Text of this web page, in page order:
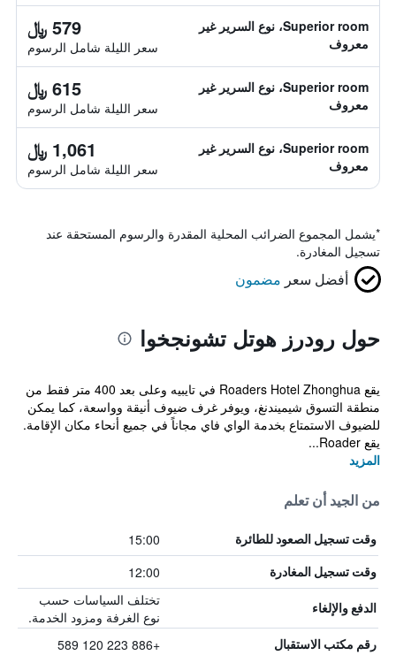
Superior room، نوع السرير غير
معروف
579 ﷼
سعر الليلة شامل الرسوم
Superior room، نوع السرير غير
معروف
615 ﷼
سعر الليلة شامل الرسوم
Superior room، نوع السرير غير
معروف
1,061 ﷼
سعر الليلة شامل الرسوم
*يشمل المجموع الضرائب المحلية المقدرة والرسوم المستحقة عند
تسجيل المغادرة.
أفضل سعر مضمون
حول رودرز هوتل تشونجخوا
يقع Roaders Hotel Zhonghua في تايبيه وعلى بعد 400 متر فقط من
منطقة التسوق شيميندنغ، ويوفر غرف ضيوف أنيقة وواسعة، كما يمكن
للضيوف الاستمتاع بخدمة الواي فاي مجاناً في جميع أنحاء مكان الإقامة.
يقع Roader...
المزيد
من الجيد أن تعلم
وقت تسجيل الصعود للطائرة 15:00
وقت تسجيل المغادرة 12:00
الدفع والإلغاء
تختلف السياسات حسب
نوع الغرفة ومزود الخدمة.
رقم مكتب الاستقبال +886 223 120 589